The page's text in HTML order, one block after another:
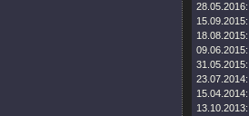
28.05.2016:
15.09.2015:
18.08.2015:
09.06.2015:
31.05.2015:
23.07.2014:
15.04.2014:
13.10.2013: